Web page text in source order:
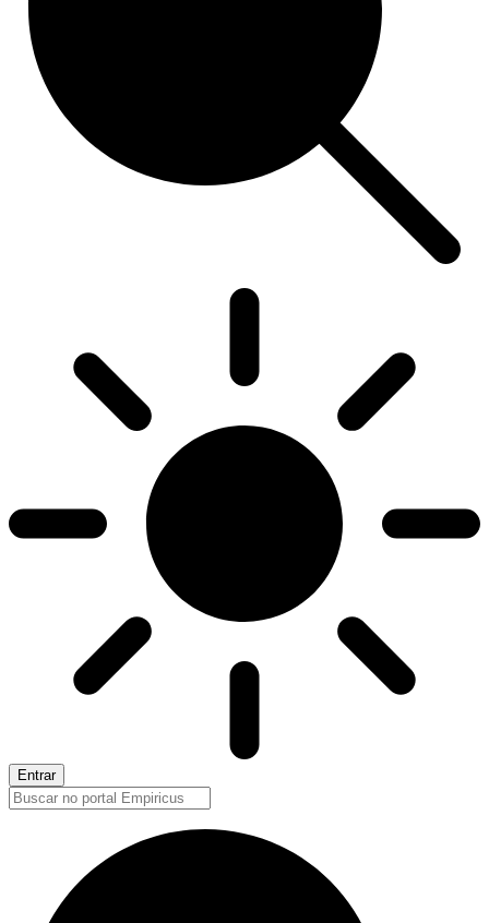
Entrar